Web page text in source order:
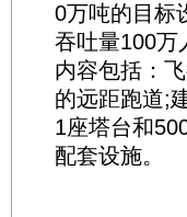
0万吨的目标
吞吐量100万
内容包括：
的远距跑道;
1座塔台和
配套设施。